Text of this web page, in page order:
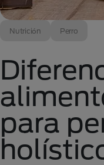
Nutrición Perro
para